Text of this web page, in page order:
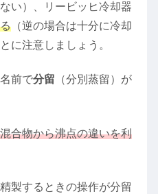
ない）、リービッヒ冷却器
（逆の場合は十分に冷却
に注意しましょう。
前で分留 （分別蒸留）が
合物から沸点の違いを利
製するときの操作が分留